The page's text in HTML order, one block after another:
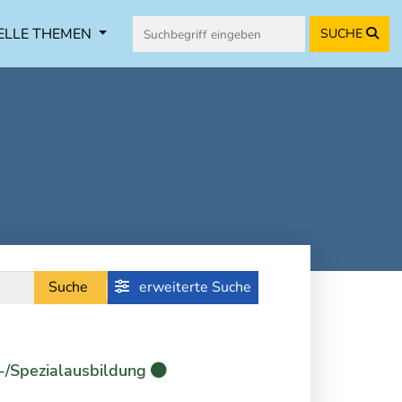
THEMEN SUCHE
Suche erweiterte Suche
Spezialausbildung